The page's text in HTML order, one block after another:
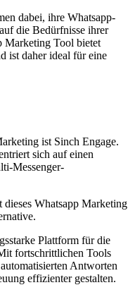
dabei, ihre Whatsapp-
die Bedürfnisse ihrer
Marketing Tool bietet
ist daher ideal für eine
ist Sinch Engage.
sich auf einen
Messenger-
Whatsapp Marketing
Plattform für die
fortschrittlichen Tools
Antworten
effizienter gestalten.